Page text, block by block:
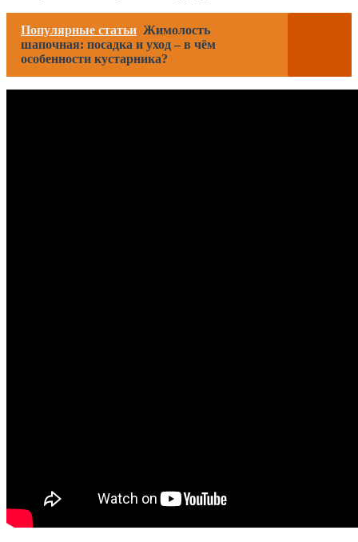
Популярные статьи Жимолость
шапочная: посадка и уход – в чём
особенности кустарника?